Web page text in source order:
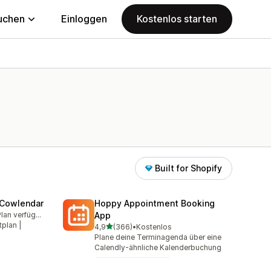
Einloggen Kostenlos starten
Built for Shopify
Kostenloser Plan verfügbar
|
Hoppy Appointment Booking
App
4,9von 5 Sternen
(366)
366 Rezensionen insgesamt
•Kostenlos
Plane deine Terminagenda über eine
Calendly-ähnliche Kalenderbuchung